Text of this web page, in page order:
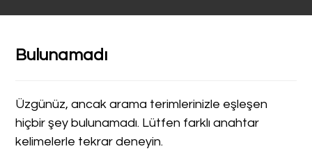
Bulunamadı
Üzgünüz, ancak arama terimlerinizle eşleşen
hiçbir şey bulunamadı. Lütfen farklı anahtar
kelimelerle tekrar deneyin.